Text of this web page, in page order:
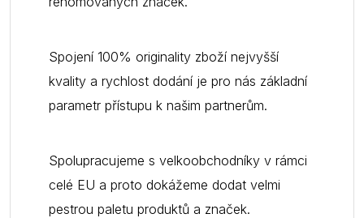
Spojení 100% originality zboží nejvyšší
kvality a rychlost dodání je pro nás základní
parametr přístupu k našim partnerům.
Spolupracujeme s velkoobchodníky v rámci
celé EU a proto dokážeme dodat velmi
pestrou paletu produktů a značek.